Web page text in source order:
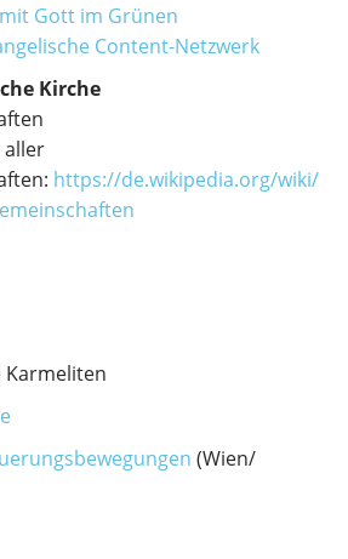
Gott im Grünen
Content-Netzwerk
Kirche
aller
https://de.wikipedia.org/wiki/
(Wien/